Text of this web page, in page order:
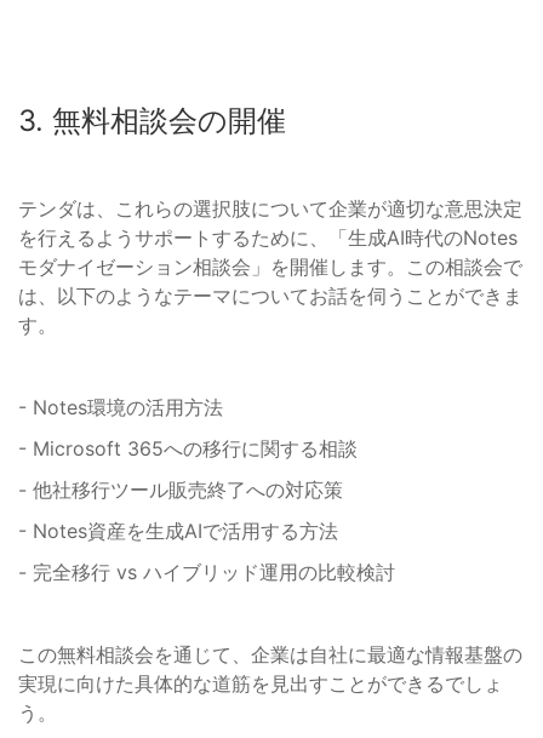
3. 無料相談会の開催
テンダは、これらの選択肢について企業が適切な意思決定
を行えるようサポートするために、「生成AI時代のNotes
モダナイゼーション相談会」を開催します。この相談会で
は、以下のようなテーマについてお話を伺うことができま
す。
- Notes環境の活用方法
- Microsoft 365への移行に関する相談
- 他社移行ツール販売終了への対応策
- Notes資産を生成AIで活用する方法
- 完全移行 vs ハイブリッド運用の比較検討
この無料相談会を通じて、企業は自社に最適な情報基盤の
実現に向けた具体的な道筋を見出すことができるでしょ
う。